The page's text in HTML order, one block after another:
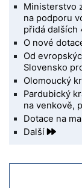
Ministerstvo
na podporu
přidá dalších
O nové
Od
Slovensko
Olomoucký
Pardubický
na venkově,
Dotace na
Další